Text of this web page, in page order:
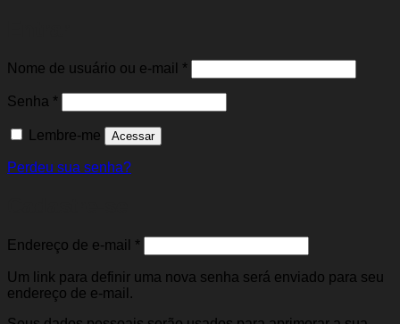
Nome de usuário ou e-mail *Obrigatório
Senha *Obrigatório
Lembre-me Acessar
Perdeu sua senha?
Endereço de e-mail *Obrigatório
Um link para definir uma nova senha será enviado para seu
endereço de e-mail.